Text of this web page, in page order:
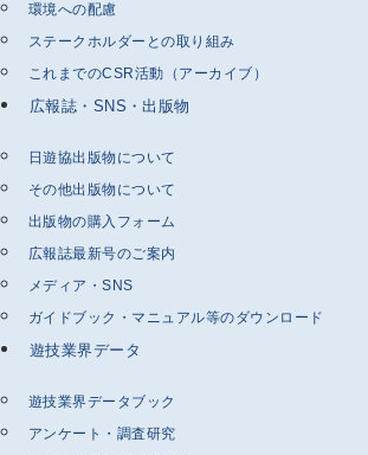
環境への配慮
ステークホルダーとの取り組み
これまでのCSR活動（アーカイブ）
広報誌・SNS・出版物
日遊協出版物について
その他出版物について
出版物の購入フォーム
広報誌最新号のご案内
メディア・SNS
ガイドブック・マニュアル等のダウンロード
遊技業界データ
遊技業界データブック
アンケート・調査研究